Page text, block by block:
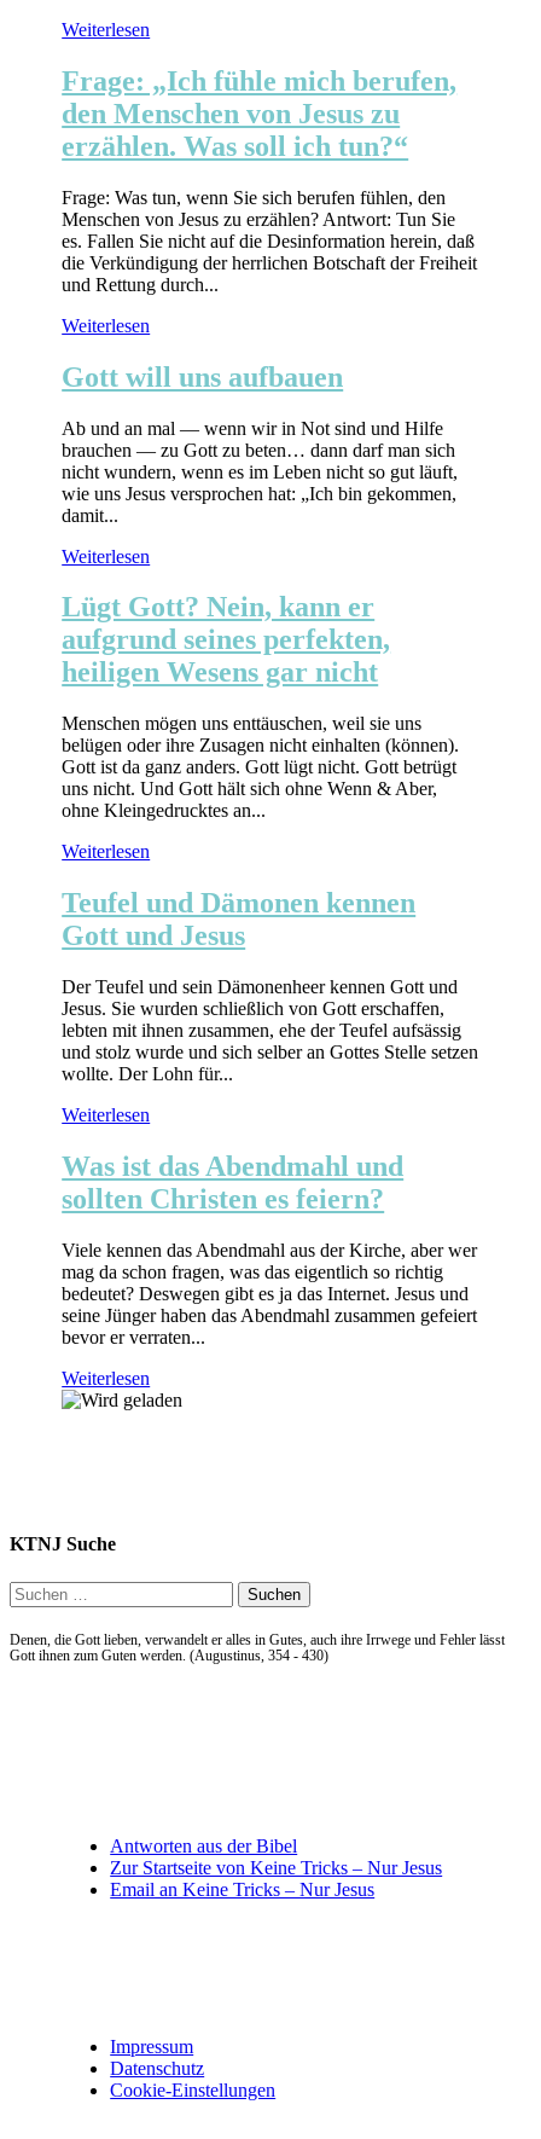
Weiterlesen
Frage: „Ich fühle mich berufen,
den Menschen von Jesus zu
erzählen. Was soll ich tun?“
Frage: Was tun, wenn Sie sich berufen fühlen, den
Menschen von Jesus zu erzählen? Antwort: Tun Sie
es. Fallen Sie nicht auf die Desinformation herein, daß
die Verkündigung der herrlichen Botschaft der Freiheit
und Rettung durch...
Weiterlesen
Gott will uns aufbauen
Ab und an mal — wenn wir in Not sind und Hilfe
brauchen — zu Gott zu beten… dann darf man sich
nicht wundern, wenn es im Leben nicht so gut läuft,
wie uns Jesus versprochen hat: „Ich bin gekommen,
damit...
Weiterlesen
Lügt Gott? Nein, kann er
aufgrund seines perfekten,
heiligen Wesens gar nicht
Menschen mögen uns enttäuschen, weil sie uns
belügen oder ihre Zusagen nicht einhalten (können).
Gott ist da ganz anders. Gott lügt nicht. Gott betrügt
uns nicht. Und Gott hält sich ohne Wenn & Aber,
ohne Kleingedrucktes an...
Weiterlesen
Teufel und Dämonen kennen
Gott und Jesus
Der Teufel und sein Dämonenheer kennen Gott und
Jesus. Sie wurden schließlich von Gott erschaffen,
lebten mit ihnen zusammen, ehe der Teufel aufsässig
und stolz wurde und sich selber an Gottes Stelle setzen
wollte. Der Lohn für...
Weiterlesen
Was ist das Abendmahl und
sollten Christen es feiern?
Viele kennen das Abendmahl aus der Kirche, aber wer
mag da schon fragen, was das eigentlich so richtig
bedeutet? Deswegen gibt es ja das Internet. Jesus und
seine Jünger haben das Abendmahl zusammen gefeiert
bevor er verraten...
Weiterlesen
KTNJ Suche
Suchen
nach:
Denen, die Gott lieben, verwandelt er alles in Gutes, auch ihre Irrwege und Fehler lässt
Gott ihnen zum Guten werden. (Augustinus, 354 - 430)
Antworten aus der Bibel
Zur Startseite von Keine Tricks – Nur Jesus
Email an Keine Tricks – Nur Jesus
Impressum
Datenschutz
Cookie-Einstellungen